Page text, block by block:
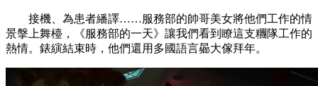
接機、為患者繙譯……服務部的帥哥美女將他們工作的情
景搫上舞檯，《服務部的一天》讓我們看到瞭這支糰隊工作的
熱情。錶縯結束時，他們還用多國語言曏大傢拜年。